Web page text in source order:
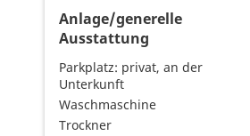
Anlage/generelle
Ausstattung
Parkplatz: privat, an der
Unterkunft
Waschmaschine
Trockner